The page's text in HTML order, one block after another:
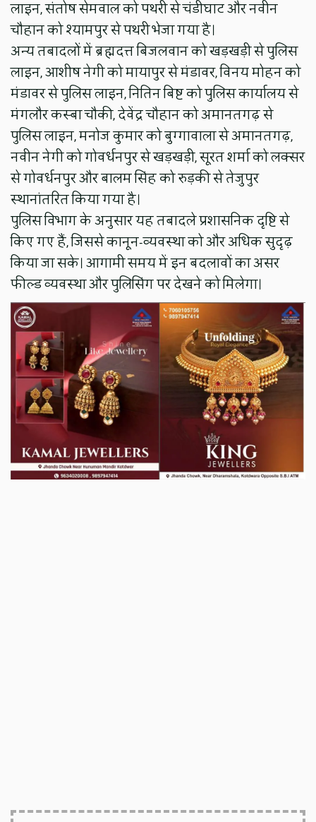
लाइन, संतोष सेमवाल को पथरी से चंडीघाट और नवीन
चौहान को श्यामपुर से पथरी भेजा गया है।
अन्य तबादलों में ब्रह्मदत्त बिजलवान को खड़खड़ी से पुलिस
लाइन, आशीष नेगी को मायापुर से मंडावर, विनय मोहन को
मंडावर से पुलिस लाइन, नितिन बिष्ट को पुलिस कार्यालय से
मंगलौर कस्बा चौकी, देवेंद्र चौहान को अमानतगढ़ से
पुलिस लाइन, मनोज कुमार को बुग्गावाला से अमानतगढ़,
नवीन नेगी को गोवर्धनपुर से खड़खड़ी, सूरत शर्मा को लक्सर
से गोवर्धनपुर और बालम सिंह को रुड़की से तेजुपुर
स्थानांतरित किया गया है।
पुलिस विभाग के अनुसार यह तबादले प्रशासनिक दृष्टि से
किए गए हैं, जिससे कानून-व्यवस्था को और अधिक सुदृढ़
किया जा सके। आगामी समय में इन बदलावों का असर
फील्ड व्यवस्था और पुलिसिंग पर देखने को मिलेगा।